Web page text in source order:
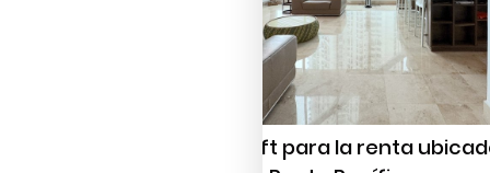
Loft para la renta